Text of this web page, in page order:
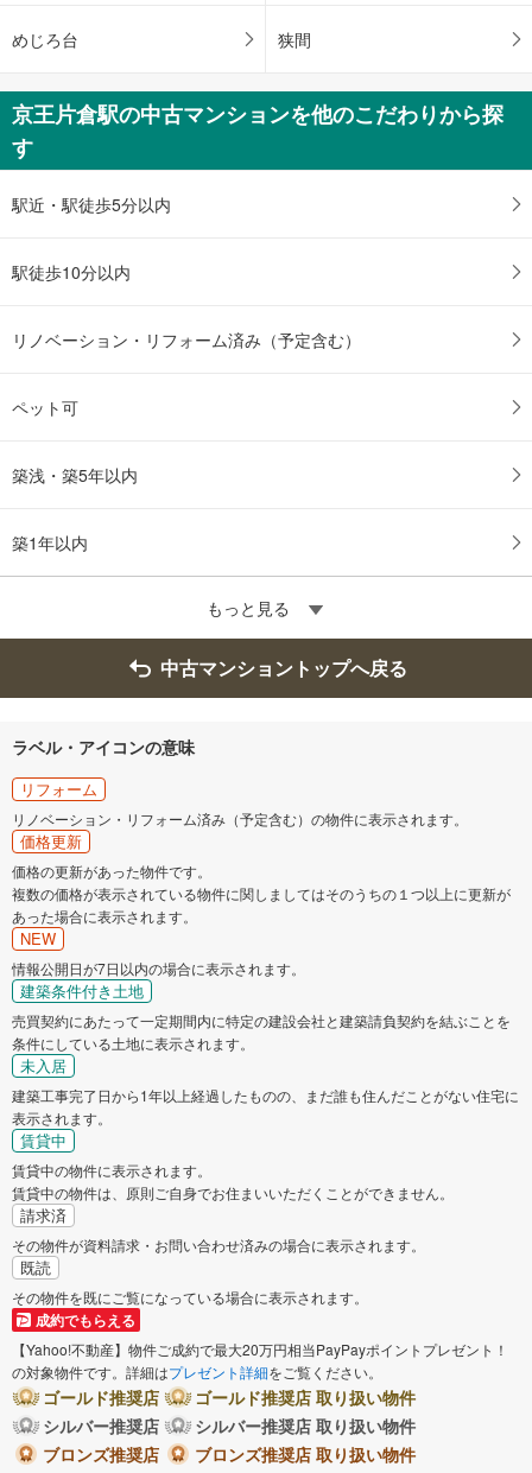
に
す
る
めじろ台 狭間
京王片倉駅の中古マンションを他のこだわりから探
す
駅近・駅徒歩5分以内
駅徒歩10分以内
リノベーション・リフォーム済み（予定含む）
ペット可
築浅・築5年以内
築1年以内
もっと見る
中古マンショントップへ戻る
ラベル・アイコンの意味
リフォーム
リノベーション・リフォーム済み（予定含む）の物件に表示されます。
価格更新
価格の更新があった物件です。
複数の価格が表示されている物件に関しましてはそのうちの１つ以上に更新が
あった場合に表示されます。
NEW
情報公開日が7日以内の場合に表示されます。
建築条件付き土地
売買契約にあたって一定期間内に特定の建設会社と建築請負契約を結ぶことを
条件にしている土地に表示されます。
未入居
建築工事完了日から1年以上経過したものの、まだ誰も住んだことがない住宅に
表示されます。
賃貸中
賃貸中の物件に表示されます。
賃貸中の物件は、原則ご自身でお住まいいただくことができません。
請求済
その物件が資料請求・お問い合わせ済みの場合に表示されます。
既読
その物件を既にご覧になっている場合に表示されます。
成約でもらえる
【Yahoo!不動産】物件ご成約で最大20万円相当PayPayポイントプレゼント！
の対象物件です。詳細はプレゼント詳細をご覧ください。
ゴールド推奨店
ゴールド推奨店 取り扱い物件
シルバー推奨店
シルバー推奨店 取り扱い物件
ブロンズ推奨店
ブロンズ推奨店 取り扱い物件